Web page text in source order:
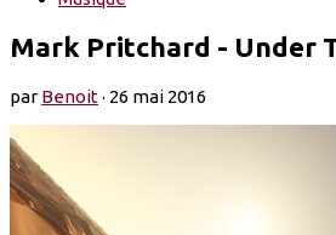
Mark Pritchard - Under
parBenoit· 26 mai 2016